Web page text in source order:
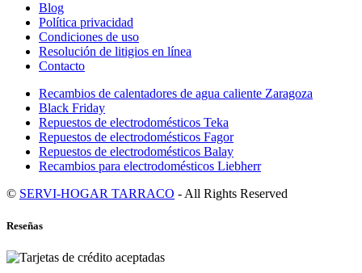
Blog
Política privacidad
Condiciones de uso
Resolución de litigios en línea
Contacto
Recambios de calentadores de agua caliente Zaragoza
Black Friday
Repuestos de electrodomésticos Teka
Repuestos de electrodomésticos Fagor
Repuestos de electrodomésticos Balay
Recambios para electrodomésticos Liebherr
© SERVI-HOGAR TARRACO - All Rights Reserved
Reseñas